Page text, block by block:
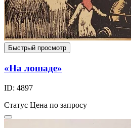
Быстрый просмотр
«На лошаде»
ID: 4897
Статус Цена по запросу